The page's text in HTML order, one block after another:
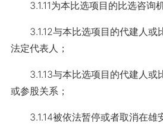
3.1.11为本比选项目的比选咨询
3.1.12与本比选项目的代建人或
法定代表人；
3.1.13与本比选项目的代建人或
或参股关系；
3.1.14被依法暂停或者取消在雄